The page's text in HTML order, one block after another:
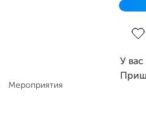
Мероприятия
У